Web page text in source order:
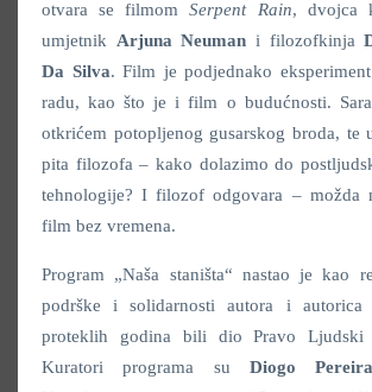
otvara se filmomSerpent Rain, dvojca
umjetnik Arjuna Neuman i filozofkinja
Da Silva. Film je podjednako
radu, kao što je i film o budućnosti.
otkrićem potopljenog gusarskog broda, te
pita filozofa – kako dolazimo do
tehnologije? I filozof odgovara – možda
film bez vremena.
Program „Naša staništa“ nastao je kao
podrške i solidarnosti autora i
proteklih godina bili dio Pravo Ljudski
Kuratori programa su Diogo Pereira